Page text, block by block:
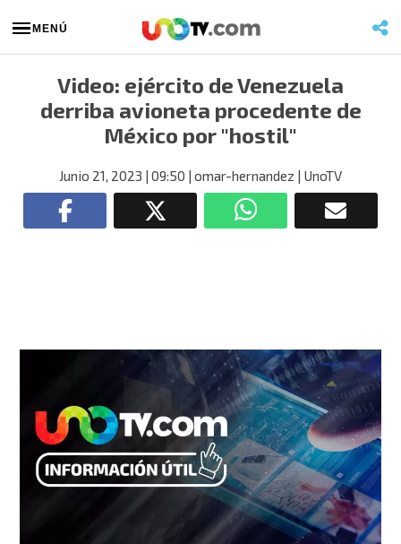
MENÚ
Video: ejército de Venezuela
derriba avioneta procedente de
México por "hostil"
Junio 21, 2023 | 09:50 | omar-hernandez | UnoTV